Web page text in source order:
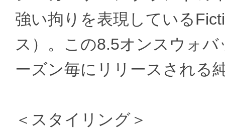
強い拘りを表現している
ス）。この8.5オンスウォ
ーズン毎にリリースされる
＜スタイリング＞